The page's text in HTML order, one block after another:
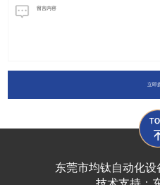
立即
东莞市均钛自动化